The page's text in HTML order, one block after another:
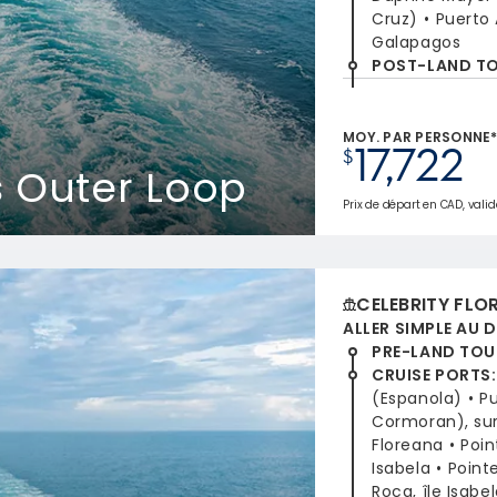
Loop
Cruz)
Puerto
Galapagos
POST-LAND
MOY. PAR PERSONNE*
$17,722
Prix de départ en CAD,
CELEBRITY
ALLER SIMPLE AU
PRE-LAND
CRUISE PORTS:
(Espanola)
Cormoran),
Floreana
Isabela
Roca, île